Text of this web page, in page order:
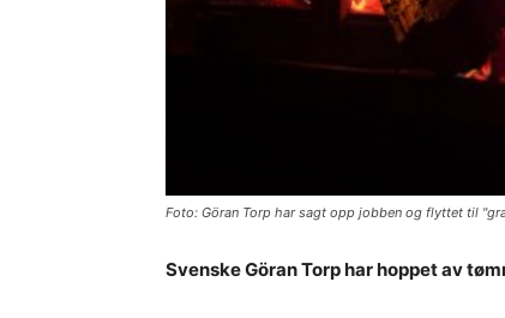
Foto: Göran Torp har sagt opp jobben og flyttet til
Svenske Göran Torp har hoppet av